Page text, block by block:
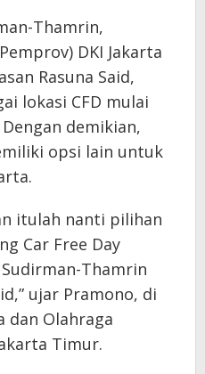
Thamrin,
DKI Jakarta
Rasuna Said,
lokasi CFD mulai
demikian,
opsi lain untuk
itulah nanti pilihan
Car Free Day
Thamrin
ujar Pramono, di
dan Olahraga
Timur.